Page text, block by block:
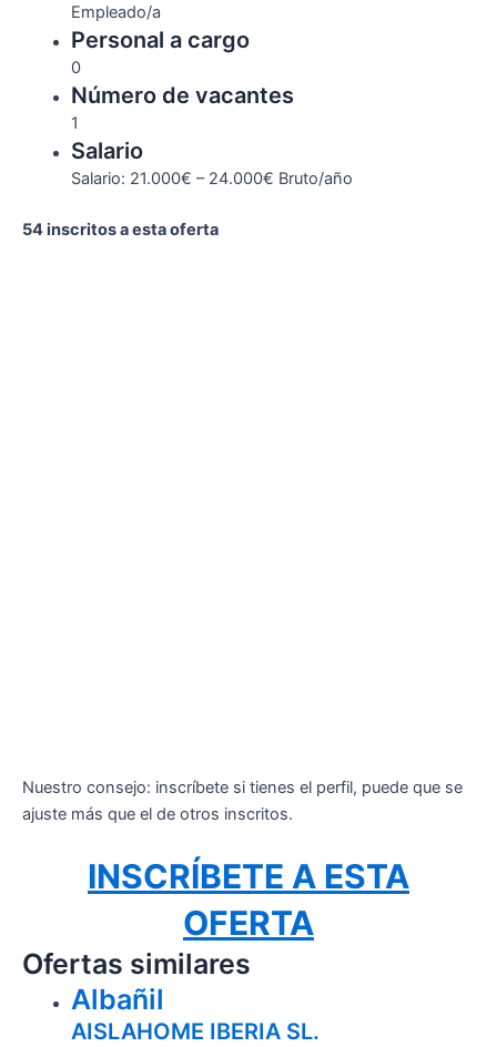
Empleado/a
Personal a cargo
0
Número de vacantes
1
Salario
Salario: 21.000€ – 24.000€ Bruto/año
54 inscritos a esta oferta
Nuestro consejo: inscríbete si tienes el perfil, puede que se
ajuste más que el de otros inscritos.
INSCRÍBETE A ESTA
OFERTA
Ofertas similares
Albañil
AISLAHOME IBERIA SL.